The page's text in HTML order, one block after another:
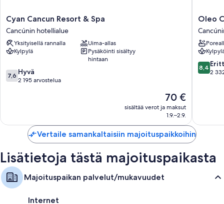
Cyan
Cancun
Resort
&
Spa
hotellialue
Cyan Cancun Resort & Spa
Cancúnin hotellialue
Yksityisellä rannalla
Uima-allas
Kylpylä
Pysäköinti sisältyy
hintaan
7.6
kautta
7,6 Hyvä
2 195 arvostelua
Hinta
on
70 €
70 €
sisältää verot ja maksut
1.9.–2.9.
Oleo
Cancun
Playa
All
Inclusive
Resort
Oleo
8.4
kautta
8,4
2
Vertaile samankaltaisiin majoituspaikkoihin
Lisätietoja tästä majoituspaikasta
Majoituspaikan palvelut/mukavuudet
Internet